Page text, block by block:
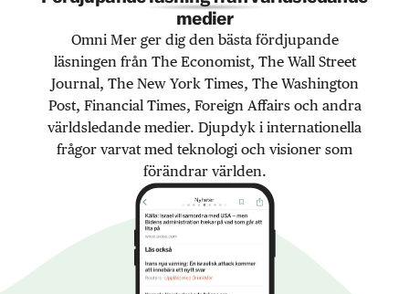
medier
Omni Mer ger dig den bästa fördjupande
läsningen från The Economist, The Wall Street
Journal, The New York Times, The Washington
Post, Financial Times, Foreign Affairs och andra
världsledande medier. Djupdyk i internationella
frågor varvat med teknologi och visioner som
förändrar världen.